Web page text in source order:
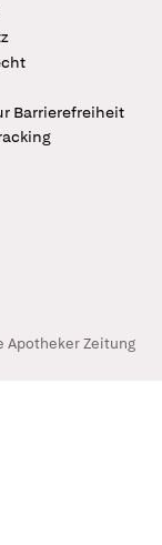
Barrierefreiheit
Apotheker Zeitung